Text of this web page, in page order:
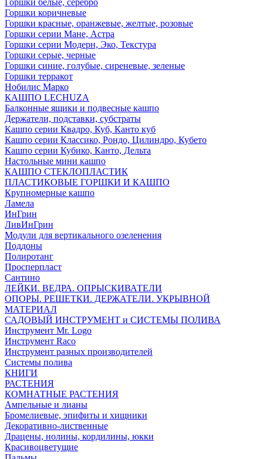
Горшки белые, серебро
Горшки коричневые
Горшки красные, оранжевые, желтые, розовые
Горшки серии Мане, Астра
Горшки серии Модерн, Эко, Текстура
Горшки серые, черные
Горшки синие, голубые, сиреневые, зеленые
Горшки терракот
Нобилис Марко
КАШПО LECHUZA
Балконные ящики и подвесные кашпо
Держатели, подставки, субстраты
Кашпо серии Квадро, Куб, Канто куб
Кашпо серии Классико, Рондо, Цилиндро, Кубето
Кашпо серии Кубико, Канто, Дельта
Настольные мини кашпо
КАШПО СТЕКЛОПЛАСТИК
ПЛАСТИКОВЫЕ ГОРШКИ И КАШПО
Крупномерные кашпо
Ламела
ИнГрин
ЛивИнГрин
Модули для вертикального озеленения
Поддоны
Полиротанг
Просперпласт
Сантино
ЛЕЙКИ. ВЕДРА. ОПРЫСКИВАТЕЛИ
ОПОРЫ. РЕШЕТКИ. ДЕРЖАТЕЛИ. УКРЫВНОЙ
МАТЕРИАЛ
САДОВЫЙ ИНСТРУМЕНТ и СИСТЕМЫ ПОЛИВА
Инструмент Mr. Logo
Инструмент Raco
Инструмент разных производителей
Системы полива
КНИГИ
РАСТЕНИЯ
КОМНАТНЫЕ РАСТЕНИЯ
Ампельные и лианы
Бромелиевые, эпифиты и хищники
Декоративно-лиственные
Драцены, нолины, кордилины, юкки
Красивоцветущие